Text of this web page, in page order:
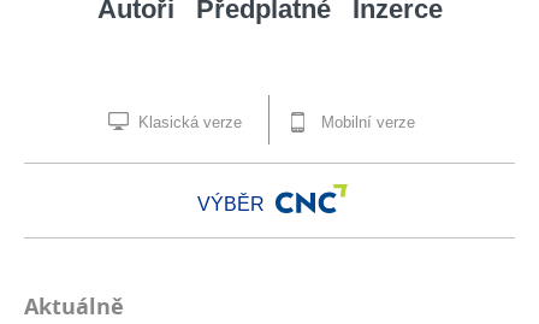
Autoři Předplatné Inzerce
Klasická verze Mobilní verze
VÝBĚR
Aktuálně